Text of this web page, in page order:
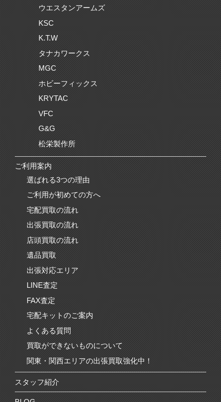
ウエスタンアームズ
KSC
K.T.W
タナカワークス
MGC
ホビーフィックス
KRYTAC
VFC
G&G
松栄製作所
ご利用案内
選ばれる3つの理由
ご利用が初めての方へ
宅配買取の流れ
出張買取の流れ
店頭買取の流れ
遺品買取
出張対応エリア
LINE査定
FAX査定
宅配キットのご案内
よくある質問
買取ができないものについて
関東・関西エリアの出張買取強化中！
スタッフ紹介